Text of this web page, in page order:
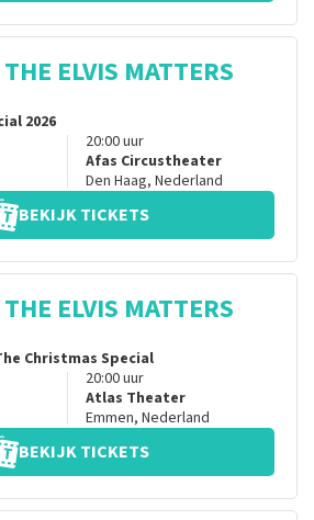
ELVIS MATTERS
2026
20:00uur
Afas Circustheater
Den Haag, Nederland
BEKIJK TICKETS
ELVIS MATTERS
Christmas Special
20:00uur
Atlas Theater
Emmen, Nederland
BEKIJK TICKETS